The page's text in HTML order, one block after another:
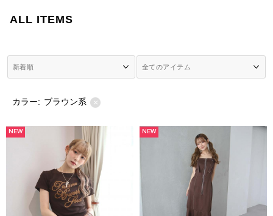
ALL ITEMS
カラー: ブラウン系 ×
NEW NEW